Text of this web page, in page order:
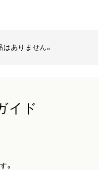
ありません。
イド
。